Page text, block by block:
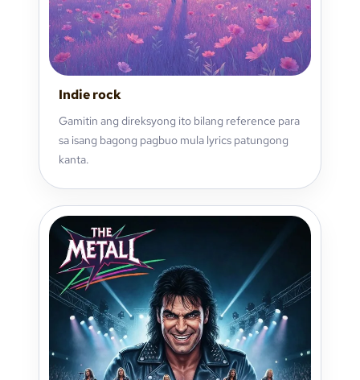
Indie rock
Gamitin ang direksyong ito bilang reference para
sa isang bagong pagbuo mula lyrics patungong
kanta.